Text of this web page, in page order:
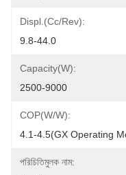
Displ.(Cc/rev):
9.8-44.0
Capacity(W):
2500-9000
COP(W/W):
4.1-4.5(GX Operating
পরিচিতিমুলক নাম: